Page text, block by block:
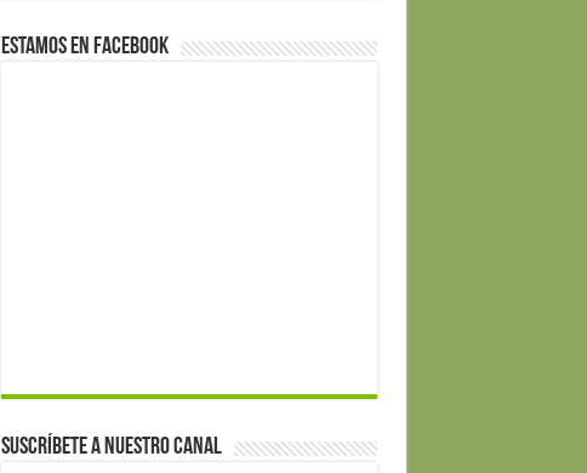
Estamos en Facebook
Suscríbete a nuestro canal